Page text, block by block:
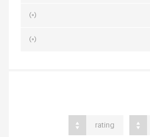
(0)
(0)
rating